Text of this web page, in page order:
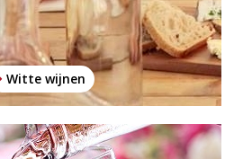
Witte wijnen